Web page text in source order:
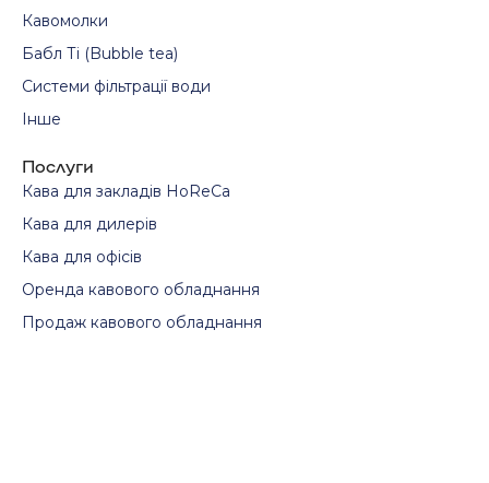
Кавомолки
Бабл Ті (Bubble tea)
Системи фільтрації води
Інше
Послуги
Кава для закладів HoReCa
Кава для дилерів
Кава для офісів
Оренда кавового обладнання
Продаж кавового обладнання